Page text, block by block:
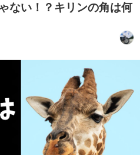
ない！？キリンの角は何